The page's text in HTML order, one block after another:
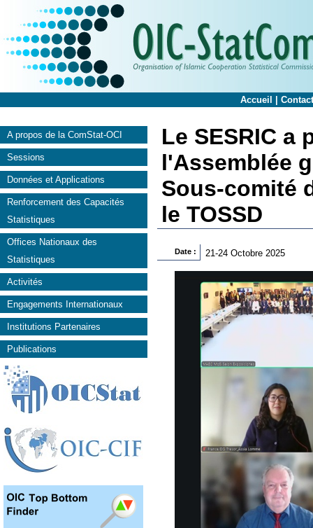
Accueil
A propos de la ComStat-OCI
Sessions
Données et Applications
Renforcement des Capacités
Statistiques
Offices Nationaux des
Statistiques
Activités
Engagements Internationaux
Institutions Partenaires
Publications
Le SESRIC a
l'Assemblée
Sous-comité
le TOSSD
Date : 21-24 Octobre 2025